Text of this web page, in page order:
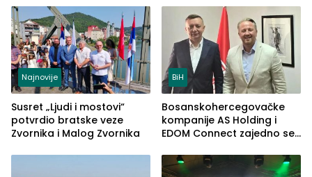
Najnovije
Susret „Ljudi i mostovi“
potvrdio bratske veze
Zvornika i Malog Zvornika
BiH
Bosanskohercegovačke
kompanije AS Holding i
EDOM Connect zajedno se